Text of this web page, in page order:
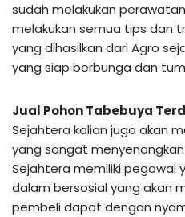
sudah melakukan
melakukan semua tips dan
yang dihasilkan dari Agro
yang siap berbunga dan
Jual Pohon Tabebuya
Sejahtera kalian juga akan
yang sangat
Sejahtera memiliki pegawai
dalam bersosial yang akan
pembeli dapat dengan